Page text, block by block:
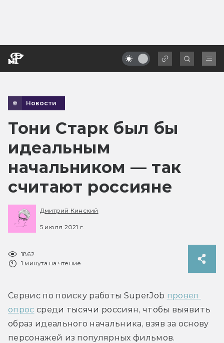
Новости
Тони Старк был бы
идеальным
начальником — так
считают россияне
Дмитрий Кинский
5 июля 2021 г.
1862
1 минута на чтение
Сервис по поиску работы SuperJob провел
опрос среди тысячи россиян, чтобы выявить
образ идеального начальника, взяв за основу
персонажей из популярных фильмов.